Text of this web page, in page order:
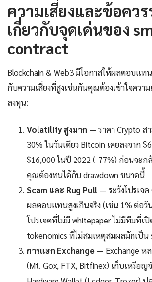
ความเสี่ยงและข้อควร
เกี่ยวกับจุดเด่นของ
contract
Blockchain & Web3 มีโอกาสให้ผลตอบแ
กับความเสี่ยงที่สูงเช่นกันคุณต้องเข้าใจควา
ลงทุน:
Volatility สูงมาก — ราคา Crypto ส
30% ในวันเดียว Bitcoin เคยลงจาก
$16,000 ในปี 2022 (-77%) ก่อนจะก
คุณต้องทนได้กับ drawdown ขนาดนี้
Scam และ Rug Pull — ระวังโปรเจ
ผลตอบแทนสูงเกินจริง (เช่น 1% ต่อวั
โปรเจคที่ไม่มี whitepaper ไม่มีทีมที่เ
tokenomics ที่ไม่สมเหตุสมผลมักเป็น
การแฮก Exchange — Exchange ห
(Mt. Gox, FTX, Bitfinex) เก็บเหรียญ